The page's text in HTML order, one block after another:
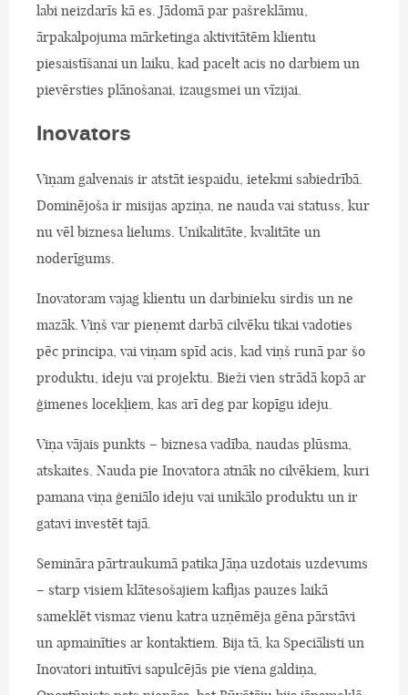
labi neizdarīs kā es. Jādomā par pašreklāmu,
ārpakalpojuma mārketinga aktivitātēm klientu
piesaistīšanai un laiku, kad pacelt acis no darbiem un
pievērsties plānošanai, izaugsmei un vīzijai.
Inovators
Viņam galvenais ir atstāt iespaidu, ietekmi sabiedrībā.
Dominējoša ir misijas apziņa, ne nauda vai statuss, kur
nu vēl biznesa lielums. Unikalitāte, kvalitāte un
noderīgums.
Inovatoram vajag klientu un darbinieku sirdis un ne
mazāk. Viņš var pieņemt darbā cilvēku tikai vadoties
pēc principa, vai viņam spīd acis, kad viņš runā par šo
produktu, ideju vai projektu. Bieži vien strādā kopā ar
ģimenes locekļiem, kas arī deg par kopīgu ideju.
Viņa vājais punkts – biznesa vadība, naudas plūsma,
atskaites. Nauda pie Inovatora atnāk no cilvēkiem, kuri
pamana viņa ģeniālo ideju vai unikālo produktu un ir
gatavi investēt tajā.
Semināra pārtraukumā patika Jāņa uzdotais uzdevums
– starp visiem klātesošajiem kafijas pauzes laikā
sameklēt vismaz vienu katra uzņēmēja gēna pārstāvi
un apmainīties ar kontaktiem. Bija tā, ka Speciālisti un
Inovatori intuitīvi sapulcējās pie viena galdiņa,